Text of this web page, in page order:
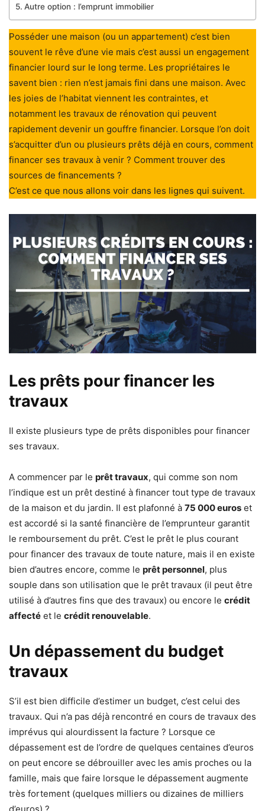
Autre option : l’emprunt immobilier
Posséder une maison (ou un appartement) c’est bien
souvent le rêve d’une vie mais c’est aussi un engagement
financier lourd sur le long terme. Les propriétaires le
savent bien : rien n’est jamais fini dans une maison. Avec
les joies de l’habitat viennent les contraintes, et
notamment les travaux de rénovation qui peuvent
rapidement devenir un gouffre financier. Lorsque l’on doit
s’acquitter d’un ou plusieurs prêts déjà en cours, comment
financer ses travaux à venir ? Comment trouver des
sources de financements ?
C’est ce que nous allons voir dans les lignes qui suivent.
Les prêts pour financer les
travaux
Il existe plusieurs type de prêts disponibles pour financer
ses travaux.
A commencer par le prêt travaux, qui comme son nom
l’indique est un prêt destiné à financer tout type de travaux
de la maison et du jardin. Il est plafonné à 75 000 euros et
est accordé si la santé financière de l’emprunteur garantit
le remboursement du prêt. C’est le prêt le plus courant
pour financer des travaux de toute nature, mais il en existe
bien d’autres encore, comme le prêt personnel, plus
souple dans son utilisation que le prêt travaux (il peut être
utilisé à d’autres fins que des travaux) ou encore le crédit
affecté et le crédit renouvelable.
Un dépassement du budget
travaux
S’il est bien difficile d’estimer un budget, c’est celui des
travaux. Qui n’a pas déjà rencontré en cours de travaux des
imprévus qui alourdissent la facture ? Lorsque ce
dépassement est de l’ordre de quelques centaines d’euros
on peut encore se débrouiller avec les amis proches ou la
famille, mais que faire lorsque le dépassement augmente
très fortement (quelques milliers ou dizaines de milliers